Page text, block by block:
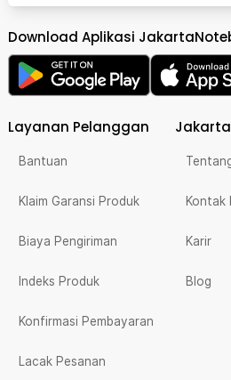
Download Aplikasi
Layanan Pelanggan
Bantuan
Klaim Garansi Produk
Biaya Pengiriman
Indeks Produk
Konfirmasi Pembayaran
Lacak Pesanan
Kontak
Karir
Blog